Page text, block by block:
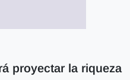
proyectar la riqueza